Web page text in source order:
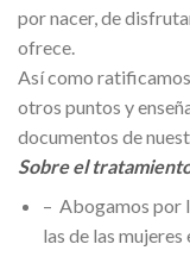
por nacer, de
ofrece.
Así como
otros puntos y
documentos de
Sobre el
– Abogamos por
las de las mujeres